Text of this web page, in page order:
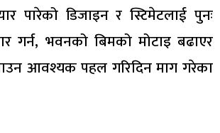
पारेको डिजाइन र स्टिमेटलाई पुनः
गर्न, भवनको बिमको मोटाइ बढाएर
आवश्यक पहल गरिदिन माग गरेका